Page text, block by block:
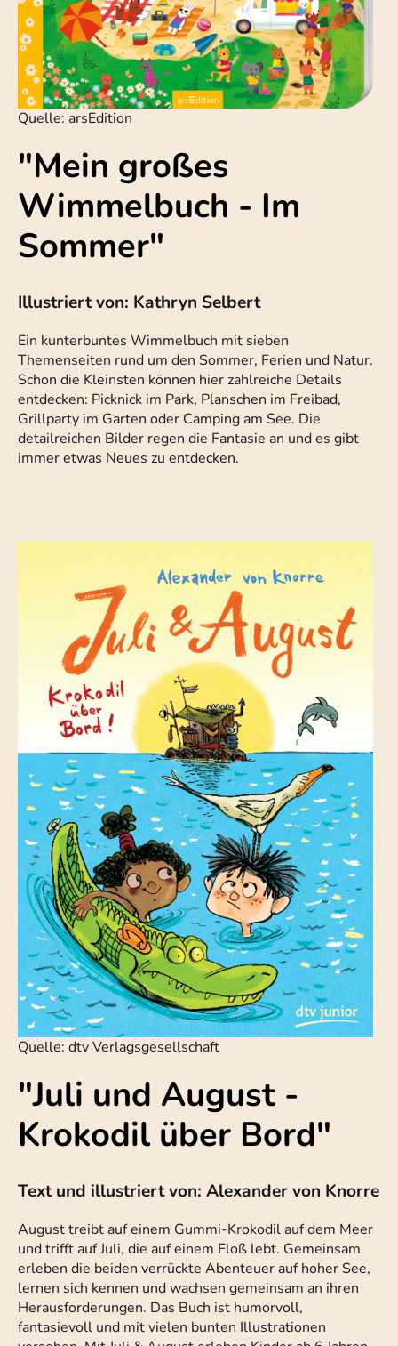
Quelle: arsEdition
"Mein großes
Wimmelbuch - Im
Sommer"
Illustriert von: Kathryn Selbert
Ein kunterbuntes Wimmelbuch mit sieben
Themenseiten rund um den Sommer, Ferien und Natur.
Schon die Kleinsten können hier zahlreiche Details
entdecken: Picknick im Park, Planschen im Freibad,
Grillparty im Garten oder Camping am See. Die
detailreichen Bilder regen die Fantasie an und es gibt
immer etwas Neues zu entdecken.
Quelle: dtv Verlagsgesellschaft
"Juli und August -
Krokodil über Bord"
Text und illustriert von: Alexander von Knorre
August treibt auf einem Gummi-Krokodil auf dem Meer
und trifft auf Juli, die auf einem Floß lebt. Gemeinsam
erleben die beiden verrückte Abenteuer auf hoher See,
lernen sich kennen und wachsen gemeinsam an ihren
Herausforderungen. Das Buch ist humorvoll,
fantasievoll und mit vielen bunten Illustrationen